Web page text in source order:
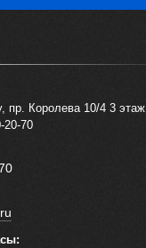
пр. Королева 10/4 3 этаж
20-70